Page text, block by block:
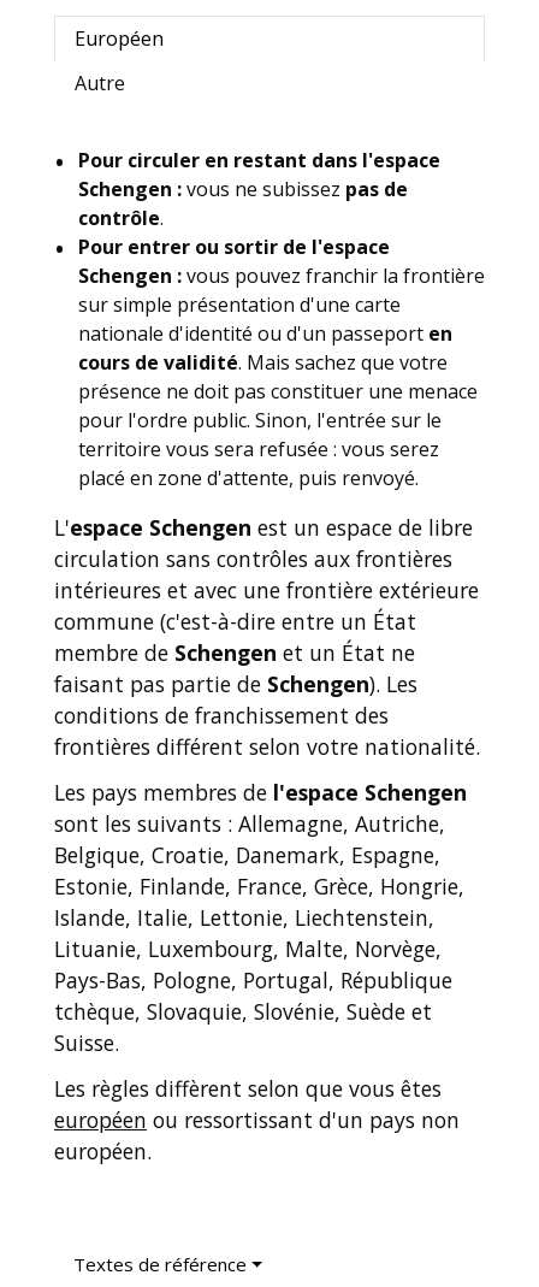
Européen
Autre
Pour circuler en restant dans l'espace
Schengen :vous ne subissez pas de
contrôle.
Pour entrer ou sortir de l'espace
Schengen :vous pouvez franchir la frontière
sur simple présentation d'une carte
nationale d'identité ou d'un passeport en
cours de validité. Mais sachez que votre
présence ne doit pas constituer une menace
pour l'ordre public. Sinon, l'entrée sur le
territoire vous sera refusée : vous serez
placé en zone d'attente, puis renvoyé.
L'espace Schengen est un espace de libre
circulation sans contrôles aux frontières
intérieures et avec une frontière extérieure
commune (c'est-à-dire entre un État
membre de Schengen et un État ne
faisant pas partie de Schengen). Les
conditions de franchissement des
frontières différent selon votre nationalité.
Les pays membres de l'espace Schengen
sont les suivants : Allemagne, Autriche,
Belgique, Croatie, Danemark, Espagne,
Estonie, Finlande, France, Grèce, Hongrie,
Islande, Italie, Lettonie, Liechtenstein,
Lituanie, Luxembourg, Malte, Norvège,
Pays-Bas, Pologne, Portugal, République
tchèque, Slovaquie, Slovénie, Suède et
Suisse.
Les règles diffèrent selon que vous êtes
européen ou ressortissant d'un pays non
européen.
Textes de référence